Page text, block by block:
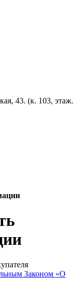
43. (к. 103, этаж.
Законом «О